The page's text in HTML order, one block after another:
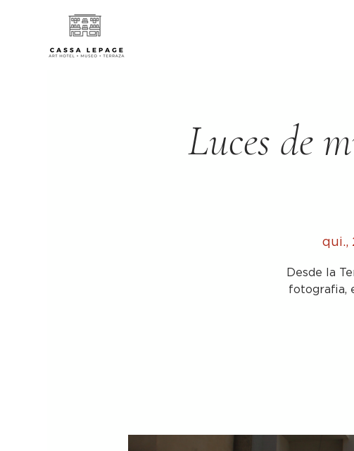
Luces de
qui.,
Desde la
fotografia,